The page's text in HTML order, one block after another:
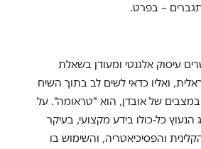
– בפרט.
עיסוק אלגנטי ומעודן בשאלת
ואליו כדאי לשים לב בתוך השיח
של אובדן, הוא "טראומה". על
כל-כולו בידע מקצועי, בעיקר
והפסיכיאטריה, והשימוש בו